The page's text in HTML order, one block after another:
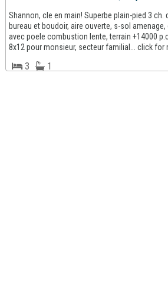
Shannon, cle en main! Superbe plain-pied 3 ch.
bureau et boudoir, aire ouverte, s-sol
avec poele combustion lente, terrain +14000
8x12 pour monsieur, secteur familial... click for
3 1